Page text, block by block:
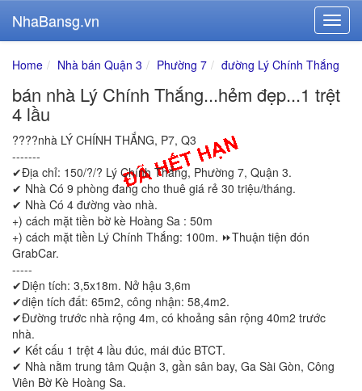
NhaBansg.vn
Home Nhà bán Quận 3 Phường 7 đường Lý Chính Thắng
bán nhà Lý Chính Thắng...hẻm đẹp...1 trệt
4 lầu
????nhà LÝ CHÍNH THẮNG, P7, Q3
-------
✔Địa chỉ: 150/?/? Lý Chính Thắng, Phường 7, Quận 3.
✔ Nhà Có 9 phòng đang cho thuê giá rẻ 30 triệu/tháng.
✔ Nhà Có 4 đường vào nhà.
+) cách mặt tiền bờ kè Hoàng Sa : 50m
+) cách mặt tiền Lý Chính Thắng: 100m. ⏩Thuận tiện đón
GrabCar.
-----
✔Diện tích: 3,5x18m. Nở hậu 3,6m
✔diện tích đất: 65m2, công nhận: 58,4m2.
✔Đường trước nhà rộng 4m, có khoảng sân rộng 40m2 trước
nhà.
✔ Kết cấu 1 trệt 4 lầu đúc, mái đúc BTCT.
✔ Nhà nằm trung tâm Quận 3, gần sân bay, Ga Sài Gòn, Công
Viên Bờ Kè Hoàng Sa.